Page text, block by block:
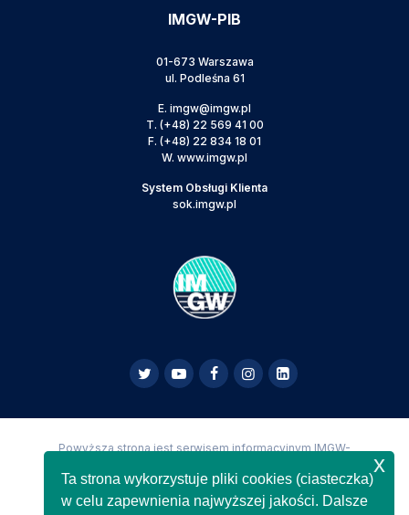
IMGW-PIB
01-673 Warszawa
ul. Podleśna 61
E. imgw@imgw.pl
T. (+48) 22 569 41 00
F. (+48) 22 834 18 01
W. www.imgw.pl
System Obsługi Klienta
sok.imgw.pl
Powyższa strona jest serwisem informacyjnym IMGW-
Copyright IMGW-PIB Wszelkie prawa zastrzeżone
Ta strona wykorzystuje pliki cookies (ciasteczka)
w celu zapewnienia najwyższej jakości. Dalsze
x